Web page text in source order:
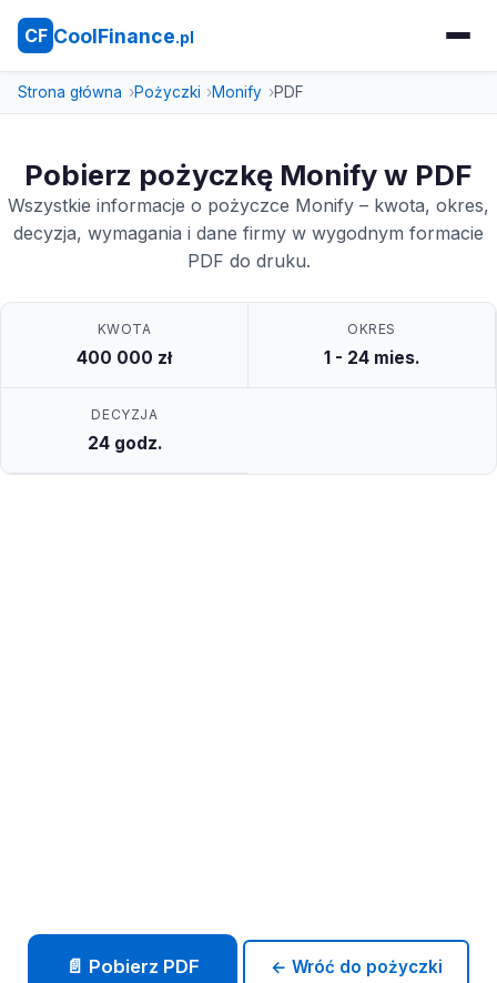
CF CoolFinance.pl
Strona główna Pożyczki Monify PDF
Pobierz pożyczkę Monify w PDF
Wszystkie informacje o pożyczce Monify – kwota, okres,
decyzja, wymagania i dane firmy w wygodnym formacie
PDF do druku.
KWOTA
400 000 zł
OKRES
1 - 24 mies.
DECYZJA
24 godz.
📄 Pobierz PDF ← Wróć do pożyczki